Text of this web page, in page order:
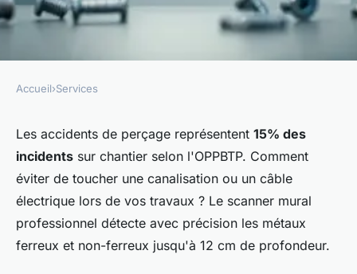
Détecteur de métaux mural : le
choix des pros expliqué
Esteban•3 décembre 2025•7 min de lecture
Accueil›Services
Les accidents de perçage représentent 15% des
incidents sur chantier selon l'OPPBTP. Comment
éviter de toucher une canalisation ou un câble
électrique lors de vos travaux ? Le scanner mural
professionnel détecte avec précision les métaux
ferreux et non-ferreux jusqu'à 12 cm de profondeur.